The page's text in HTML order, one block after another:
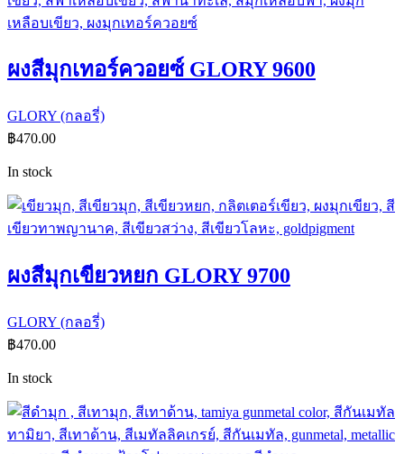
ผงสีมุกเทอร์ควอยซ์ GLORY 9600
GLORY (กลอรี่)
฿470.00
In stock
ผงสีมุกเขียวหยก GLORY 9700
GLORY (กลอรี่)
฿470.00
In stock